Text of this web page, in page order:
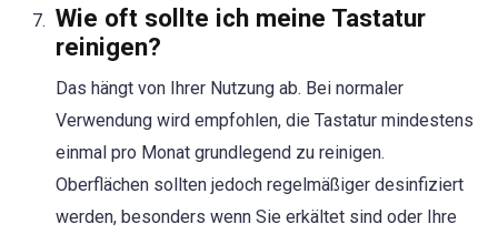
Wie oft sollte ich meine Tastatur
reinigen?
Das hängt von Ihrer Nutzung ab. Bei normaler
Verwendung wird empfohlen, die Tastatur mindestens
einmal pro Monat grundlegend zu reinigen.
Oberflächen sollten jedoch regelmäßiger desinfiziert
werden, besonders wenn Sie erkältet sind oder Ihre